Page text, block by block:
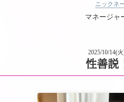
ニックネ
マネージャ
2025/10/14(
性善説